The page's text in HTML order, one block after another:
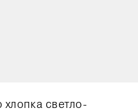
светло-